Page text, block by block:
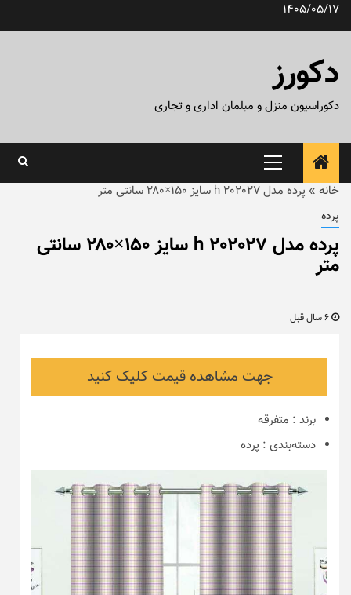
پرش1405/05/17
دکورز
دکوراسیون منزل و مبلمان اداری و تجاری
منوی
اصلی
خانه » پرده مدل h 202027 سایز ۱۵۰×۲۸۰ سانتی متر
پرده
پرده مدل h 202027 سایز ۱۵۰×۲۸۰ سانتی
متر
جهت مشاهده قیمت کلیک کنید
برند : متفرقه
دسته‌بندی : پرده